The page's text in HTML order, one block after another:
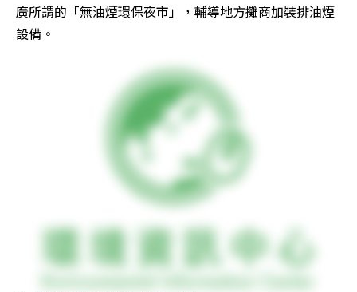
廣所謂的「無油煙環保夜市」，輔導地方攤商加裝排油煙
設備。